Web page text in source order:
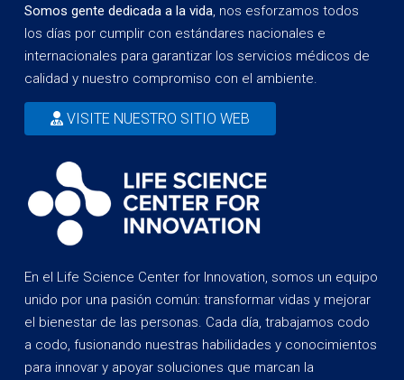
Somos gente dedicada a la vida, nos esforzamos todos
los días por cumplir con estándares nacionales e
internacionales para garantizar los servicios médicos de
calidad y nuestro compromiso con el ambiente.
VISITE NUESTRO SITIO WEB
En el Life Science Center for Innovation, somos un equipo
unido por una pasión común: transformar vidas y mejorar
el bienestar de las personas. Cada día, trabajamos codo
a codo, fusionando nuestras habilidades y conocimientos
para innovar y apoyar soluciones que marcan la